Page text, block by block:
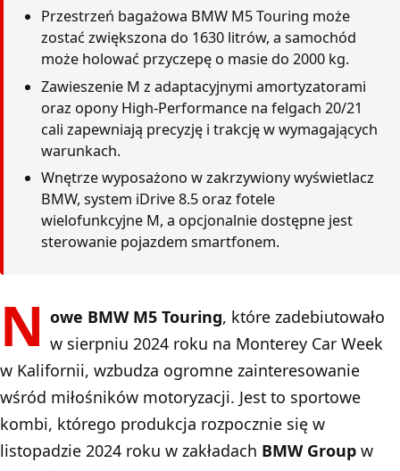
Przestrzeń bagażowa BMW M5 Touring może
zostać zwiększona do 1630 litrów, a samochód
może holować przyczepę o masie do 2000 kg.
Zawieszenie M z adaptacyjnymi amortyzatorami
oraz opony High-Performance na felgach 20/21
cali zapewniają precyzję i trakcję w wymagających
warunkach.
Wnętrze wyposażono w zakrzywiony wyświetlacz
BMW, system iDrive 8.5 oraz fotele
wielofunkcyjne M, a opcjonalnie dostępne jest
sterowanie pojazdem smartfonem.
N owe BMW M5 Touring, które zadebiutowało
w sierpniu 2024 roku na Monterey Car Week
w Kalifornii, wzbudza ogromne zainteresowanie
wśród miłośników motoryzacji. Jest to sportowe
kombi, którego produkcja rozpocznie się w
listopadzie 2024 roku w zakładach BMW Group w